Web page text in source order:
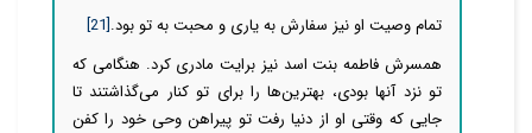
تمام وصیت او نیز سفارش به یاری و محبت به تو بود.[21]
همسرش فاطمه بنت اسد نیز برایت مادری کرد. هنگامی که
تو نزد آنها بودی، بهترین‌ها را برای تو کنار می‌گذاشتند تا
جایی که وقتی او از دنیا رفت تو پیراهن وحی خود را کفن